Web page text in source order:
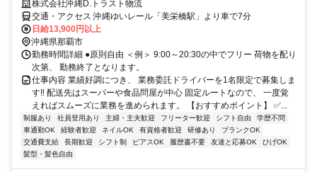
株式会社沖縄D.トラスト物流
交通・アクセス 沖縄ゆいレール「美栄橋駅」より車で7分
日給13,900円以上
沖縄県那覇市
勤務時間詳細 ●原則自由 ＜例＞ 9:00～20:30の中でフリー 荷物を配り
次第、 勤務終了となります。
仕事内容 業績好調につき、 業務委託ドライバーを1名限定で募集しま
す‼ 配送先はスーパーや食品問屋が中心 固定ルートなので、 一度覚
えればスムーズに業務を進められます。 【おすすめポイント】 ✅...
制服あり 社員登用あり 主婦・主夫歓迎 フリーター歓迎 シフト自由
学歴不問
車通勤OK
経験者歓迎 ネイルOK 有資格者歓迎 研修あり
ブランクOK
交通費支給
長期歓迎 シフト制 ピアスOK 履歴書不要 友達と応募OK
ひげOK
髪型・髪色自由